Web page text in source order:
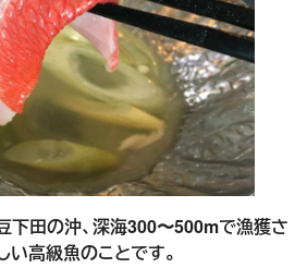
下田の沖、深海300〜500mで漁獲さ
い高級魚のことです。